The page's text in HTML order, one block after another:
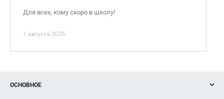
Для всех, кому скоро в школу!
1 августа 2026
ОСНОВНОЕ